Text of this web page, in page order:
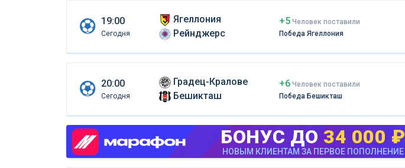
19:00
Сегодня
Ягеллония
Рейнджерс
+5 Человек поставили
Победа Ягеллония
20:00
Сегодня
Градец-Кралове
Бешикташ
+6 Человек поставили
Победа Бешикташ
БОНУС ДО 34 000 ₽
НОВЫМ КЛИЕНТАМ ЗА ПЕРВОЕ ПОПОЛНЕНИЕ